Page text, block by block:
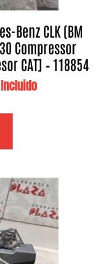
Benz CLK (BM
Compressor
CAT] – 118854